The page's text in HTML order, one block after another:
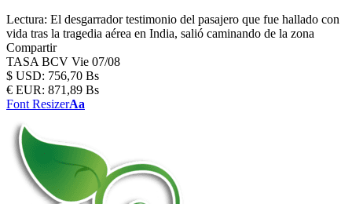
Lectura: El desgarrador testimonio del pasajero que fue hallado con
vida tras la tragedia aérea en India, salió caminando de la zona
Compartir
TASA BCV Vie 07/08
$ USD: 756,70 Bs
€ EUR: 871,89 Bs
Font ResizerAa